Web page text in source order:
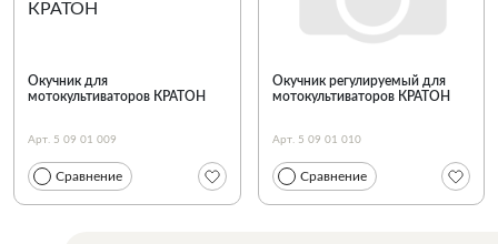
Окучник для
мотокультиваторов КРАТОН
Арт. 5 09 01 009
Сравнение
Окучник регулируемый для
мотокультиваторов КРАТОН
Арт. 5 09 01 010
Сравнение